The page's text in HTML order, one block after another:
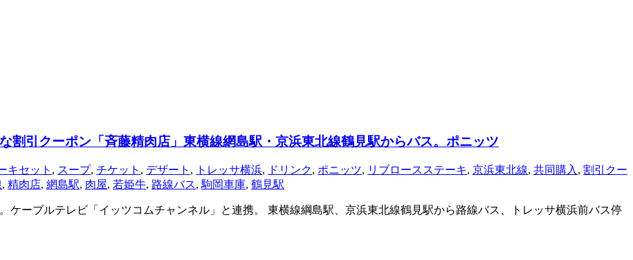
割引クーポン「斉藤精肉店」東横線網島駅・京浜東北線鶴見駅からバス。ポニッツ
キセット , スープ, チケット , デザート , トレッサ横浜, ドリンク, ポニッツ, リブロースステーキ, 京浜東北線, 共同購入 , 割引クー
, 精肉店, 網島駅, 肉屋, 若姫牛, 路線バス, 駒岡車庫, 鶴見駅
ケーブルテレビ「イッツコムチャンネル」と連携。 東横線綱島駅、京浜東北線鶴見駅から路線バス、トレッサ横浜前バス停